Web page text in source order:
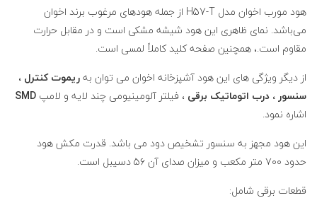
هود مورب اخوان مدل H57-T از جمله هود‌های مرغوب برند اخوان
می‌باشد. نمای ظاهری اینهود شیشه مشکی است و در مقابل حرارت
مقاوم است.، همچنین صفحه کلید کاملاً لمسی است.
از دیگر ویژگی های این هود آشپزخانه اخوان می توان بهریموت کنترل ،
سنسور ، درب اتوماتیک برقی ، فیلتر آلومینیومی چند لایه و لامپ SMD
اشاره نمود.
این هود مجهز به سنسور تشخیص دود می باشد. قدرت مکش هود
حدود ۷۰۰ متر مکعب و میزان صدای آن ۵۶ دسیبل است.
قطعات برقی شامل: